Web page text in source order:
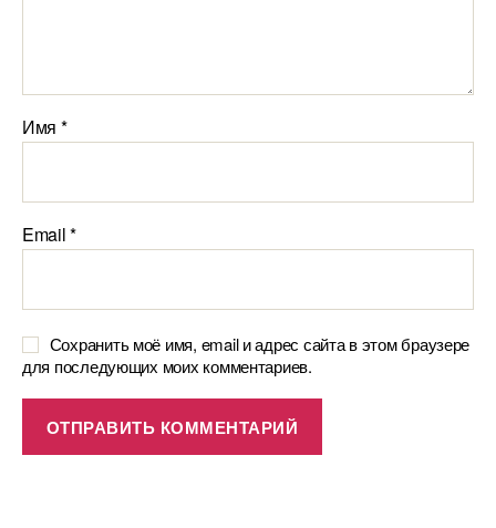
Имя *
Email*
Сохранить моё имя, email и адрес сайта в этом браузере
для последующих моих комментариев.